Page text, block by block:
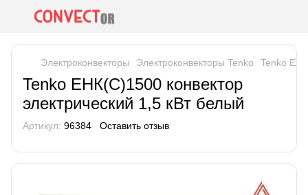
Электроконвекторы Электроконвекторы Tenko Tenko
Tenko ЕНК(С)1500 конвектор
электрический 1,5 кВт белый
Артикул: 96384 Оставить отзыв